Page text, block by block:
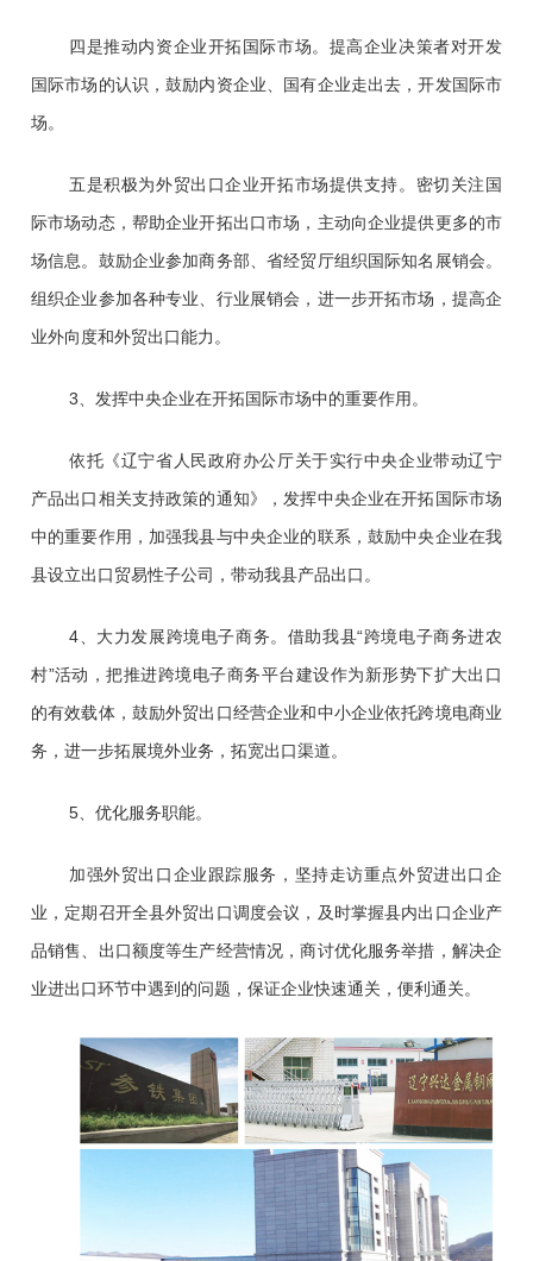
四是推动内资企业开拓国际市场。提高企业决策者对开发
国际市场的认识，鼓励内资企业、国有企业走出去，开发国际市
场。
五是积极为外贸出口企业开拓市场提供支持。密切关注国
际市场动态，帮助企业开拓出口市场，主动向企业提供更多的市
场信息。鼓励企业参加商务部、省经贸厅组织国际知名展销会。
组织企业参加各种专业、行业展销会，进一步开拓市场，提高企
业外向度和外贸出口能力。
3、发挥中央企业在开拓国际市场中的重要作用。
依托《辽宁省人民政府办公厅关于实行中央企业带动辽宁
产品出口相关支持政策的通知》，发挥中央企业在开拓国际市场
中的重要作用，加强我县与中央企业的联系，鼓励中央企业在我
县设立出口贸易性子公司，带动我县产品出口。
4、大力发展跨境电子商务。借助我县“跨境电子商务进农
村”活动，把推进跨境电子商务平台建设作为新形势下扩大出口
的有效载体，鼓励外贸出口经营企业和中小企业依托跨境电商业
务，进一步拓展境外业务，拓宽出口渠道。
5、优化服务职能。
加强外贸出口企业跟踪服务，坚持走访重点外贸进出口企
业，定期召开全县外贸出口调度会议，及时掌握县内出口企业产
品销售、出口额度等生产经营情况，商讨优化服务举措，解决企
业进出口环节中遇到的问题，保证企业快速通关，便利通关。